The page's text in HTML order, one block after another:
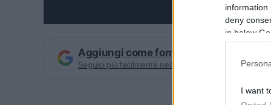
information
deny
in below
I want
Aggiungi come fonte preferita su Google
Seguici più facilmente nelle notizie consigliate